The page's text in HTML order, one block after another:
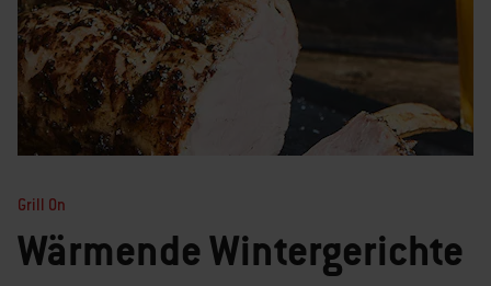
Grill On
Wärmende Wintergerichte